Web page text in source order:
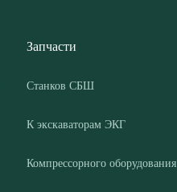
Запчасти
Станков СБШ
К экскаваторам ЭКГ
Компрессорного оборудования